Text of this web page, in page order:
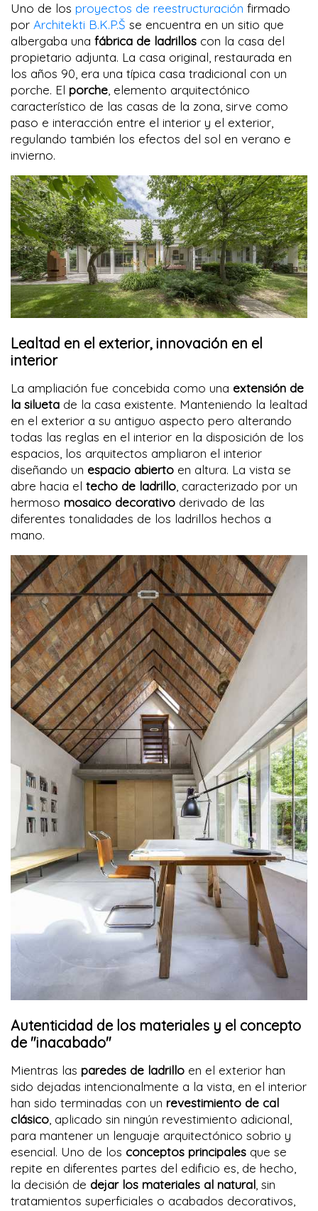
Uno de los proyectos de reestructuración firmado
por Architekti B.K.P.Š se encuentra en un sitio que
albergaba una fábrica de ladrillos con la casa del
propietario adjunta. La casa original, restaurada en
los años 90, era una típica casa tradicional con un
porche. El porche , elemento arquitectónico
característico de las casas de la zona, sirve como
paso e interacción entre el interior y el exterior,
regulando también los efectos del sol en verano e
invierno.
Lealtad en el exterior, innovación en el
interior
La ampliación fue concebida como una extensión de
la silueta de la casa existente. Manteniendo la lealtad
en el exterior a su antiguo aspecto pero alterando
todas las reglas en el interior en la disposición de los
espacios, los arquitectos ampliaron el interior
diseñando un espacio abierto en altura. La vista se
abre hacia el techo de ladrillo , caracterizado por un
hermoso mosaico decorativo derivado de las
diferentes tonalidades de los ladrillos hechos a
mano.
Autenticidad de los materiales y el concepto
de "inacabado"
Mientras las paredes de ladrillo en el exterior han
sido dejadas intencionalmente a la vista, en el interior
han sido terminadas con un revestimiento de cal
clásico , aplicado sin ningún revestimiento adicional,
para mantener un lenguaje arquitectónico sobrio y
esencial. Uno de los conceptos principales que se
repite en diferentes partes del edificio es, de hecho,
la decisión de dejar los materiales al natural , sin
tratamientos superficiales o acabados decorativos,